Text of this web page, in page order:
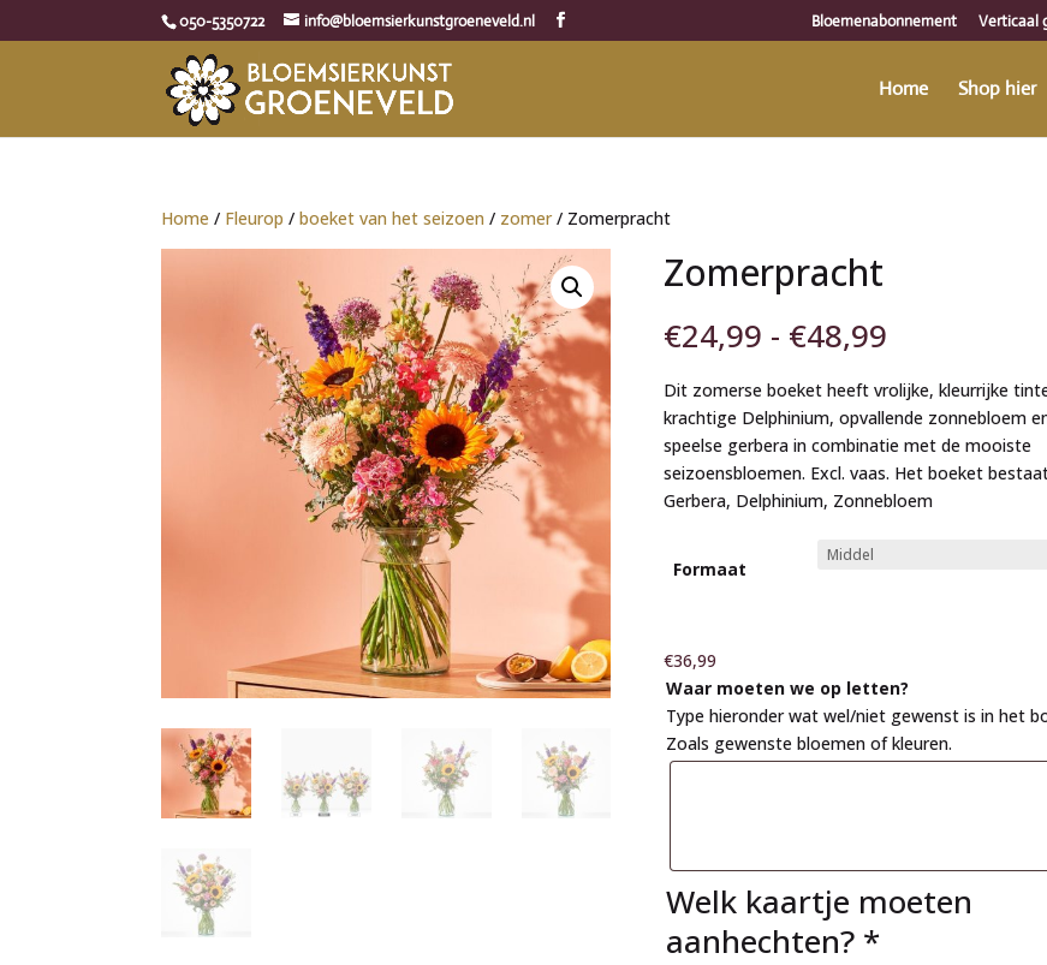
050-5350722 info@bloemsierkunstgroeneveld.nl Bloemenabonnement Verticaal
Home Shop hier
Home / Fleurop /boeket van het seizoen / zomer/ Zomerpracht
Zomerpracht
€24,99 - €48,99Prijsklasse:
tot
€48,99
Dit zomerse boeket heeft vrolijke, kleurrijke
krachtige Delphinium, opvallende zonnebloem
speelse gerbera in combinatie met de mooiste
seizoensbloemen. Excl. vaas. Het boeket
Gerbera, Delphinium, Zonnebloem
Formaat
€36,99
Waar moeten we op letten?
Type hieronder wat wel/niet gewenst is in het
Zoals gewenste bloemen of kleuren.
Welk kaartje moeten
aanhechten? *